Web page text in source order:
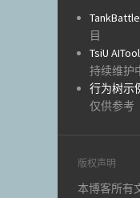
TankBattle
目
TsiU
持续维护
行为树示
仅供参考
版权声明
本博客所有